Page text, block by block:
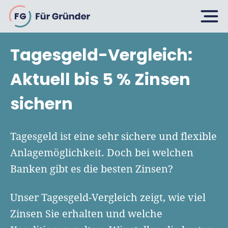
FG
Planen
Selbstständig machen
Bin ich ein Gründer?
Geschäftsmodell entwickeln
Businessplan schreiben
Businessplan-Vorlage & Muster
Firma gründen: 10 Tipps
Rechtsform wählen
UG gründen
GmbH gründen
Wachsen
6 Tipps zum Start
Finanzieren
Tagesgeld-Vergleich:
Aktuell bis 5 % Zinsen
sichern
Tagesgeld ist eine sehr sichere und flexible
Anlagemöglichkeit. Doch bei welchen
Banken gibt es die besten Zinsen?
Unser Tagesgeld-Vergleich zeigt, wie viel
Zinsen Sie erhalten und welche